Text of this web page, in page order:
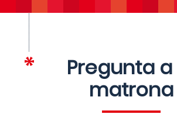
Pregunta
matrona